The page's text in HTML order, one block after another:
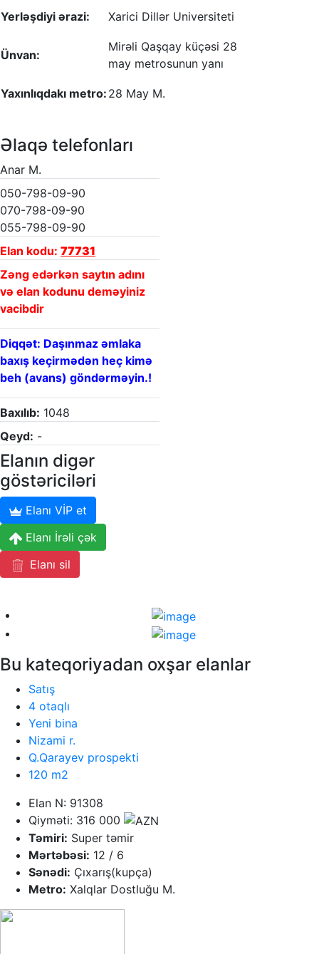
Yerləşdiyi ərazi: Xarici Dillər Universiteti
Ünvan:
Mirəli Qaşqay küçəsi 28
may metrosunun yanı
Yaxınlıqdakı metro: 28 May M.
Əlaqə telefonları
Anar M.
050-798-09-90
070-798-09-90
055-798-09-90
Elan kodu: 77731
Zəng edərkən saytın adını
və elan kodunu deməyiniz
vacibdir
Diqqət: Daşınmaz əmlaka
baxış keçirmədən heç kimə
beh (avans) göndərməyin.!
Baxılıb: 1048
Qeyd: -
Elanın digər
göstəriciləri
Elanı VİP et
Elanı İrəli çək
Elanı sil
Bu kateqoriyadan oxşar elanlar
Satış
4 otaqlı
Yeni bina
Nizami r.
Q.Qarayev prospekti
120 m2
Elan N: 91308
Qiyməti: 316 000
Təmiri: Super təmir
Mərtəbəsi: 12 / 6
Sənədi: Çıxarış(kupça)
Metro: Xalqlar Dostluğu M.